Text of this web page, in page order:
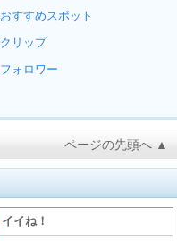
おすすめスポット
クリップ
フォロワー
ページの先頭へ ▲
イイね！